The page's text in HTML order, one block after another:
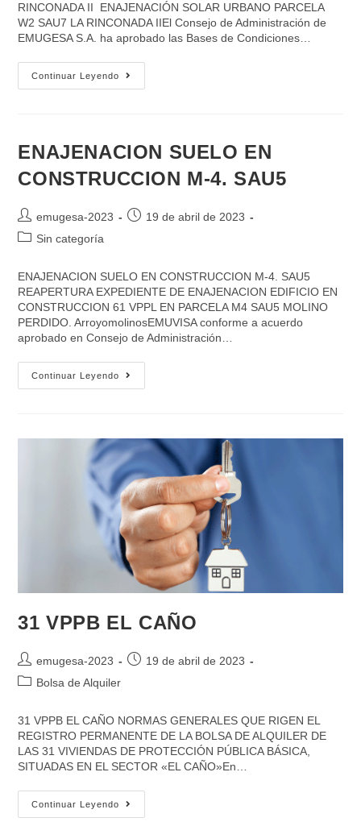
RINCONADA II ENAJENACIÓN SOLAR URBANO PARCELA
W2 SAU7 LA RINCONADA IIEl Consejo de Administración de
EMUGESA S.A. ha aprobado las Bases de Condiciones…
Continuar Leyendo
ENAJENACION SUELO EN
CONSTRUCCION M-4. SAU5
emugesa-2023
19 de abril de 2023
Sin categoría
ENAJENACION SUELO EN CONSTRUCCION M-4. SAU5
REAPERTURA EXPEDIENTE DE ENAJENACION EDIFICIO EN
CONSTRUCCION 61 VPPL EN PARCELA M4 SAU5 MOLINO
PERDIDO. ArroyomolinosEMUVISA conforme a acuerdo
aprobado en Consejo de Administración…
Continuar Leyendo
31 VPPB EL CAÑO
emugesa-2023
19 de abril de 2023
Bolsa de Alquiler
31 VPPB EL CAÑO NORMAS GENERALES QUE RIGEN EL
REGISTRO PERMANENTE DE LA BOLSA DE ALQUILER DE
LAS 31 VIVIENDAS DE PROTECCIÓN PÚBLICA BÁSICA,
SITUADAS EN EL SECTOR «EL CAÑO»En…
Continuar Leyendo